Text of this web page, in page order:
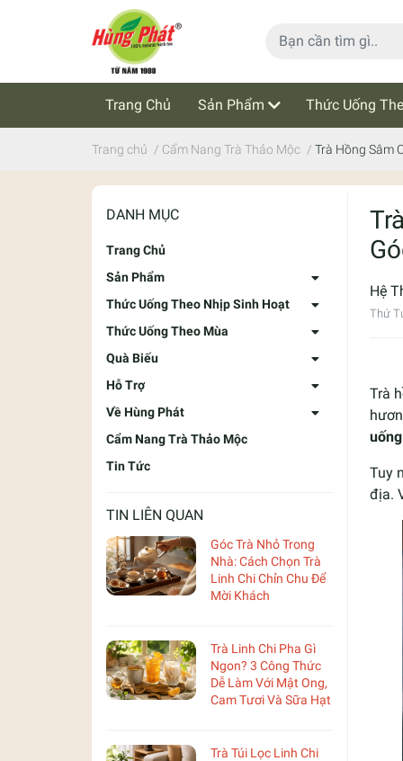
Trang Chủ Sản Phẩm Thức Uống
Cẩm Nang Trà Thảo Mộc Tin Tức
Trang chủ / Cẩm Nang Trà Thảo Mộc / Trà Hồng Sâm
DANH MỤC
Trang Chủ
Sản Phẩm
Thức Uống Theo Nhịp Sinh Hoạt
Thức Uống Theo Mùa
Quà Biếu
Hỗ Trợ
Về Hùng Phát
Cẩm Nang Trà Thảo Mộc
Tin Tức
TIN LIÊN QUAN
Góc Trà Nhỏ Trong
Nhà: Cách Chọn Trà
Linh Chi Chỉn Chu Để
Mời Khách
Trà Linh Chi Pha Gì
Ngon? 3 Công Thức
Dễ Làm Với Mật Ong,
Cam Tươi Và Sữa Hạt
Trà Túi Lọc Linh Chi
Hệ
Thứ
Trà
Tuy
địa.